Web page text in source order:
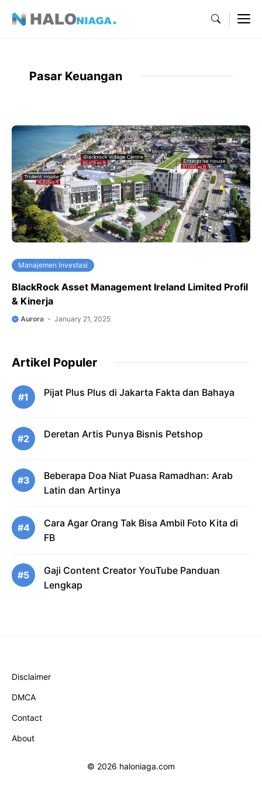
Pasar Keuangan
Manajemen Investasi
BlackRock Asset Management Ireland Limited Profil
& Kinerja
Aurora January 21, 2025
Artikel Populer
#1 Pijat Plus Plus di Jakarta Fakta dan Bahaya
#2 Deretan Artis Punya Bisnis Petshop
#3
Beberapa Doa Niat Puasa Ramadhan: Arab
Latin dan Artinya
#4
Cara Agar Orang Tak Bisa Ambil Foto Kita di
FB
#5
Gaji Content Creator YouTube Panduan
Lengkap
Disclaimer
DMCA
Contact
About
© 2026 haloniaga.com